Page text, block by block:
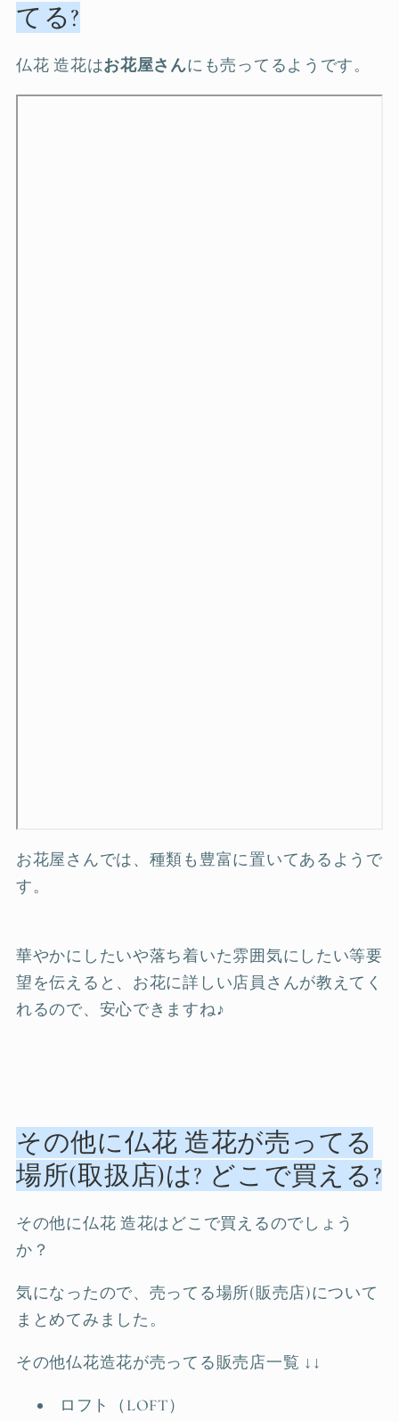
てる?
仏花 造花はお花屋さんにも売ってるようです。
お花屋さんでは、種類も豊富に置いてあるようで
す。
華やかにしたいや落ち着いた雰囲気にしたい等要
望を伝えると、お花に詳しい店員さんが教えてく
れるので、安心できますね♪
その他に仏花 造花が売ってる
場所(取扱店)は? どこで買える?
その他に仏花 造花はどこで買えるのでしょう
か？
気になったので、売ってる場所(販売店)について
まとめてみました。
その他仏花造花が売ってる販売店一覧 ↓↓
ロフト（LOFT）